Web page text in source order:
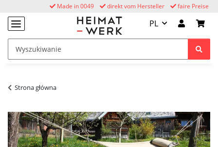
faire Preise
direkt vom Hersteller
Made in 0049
PL
Strona główna